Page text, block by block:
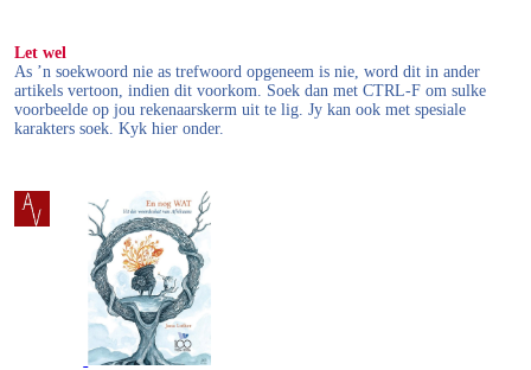
Let wel
As ’n soekwoord nie as trefwoord opgeneem is nie, word dit in ander
artikels vertoon, indien dit voorkom. Soek dan met CTRL-F om sulke
voorbeelde op jou rekenaarskerm uit te lig. Jy kan ook met spesiale
karakters soek. Kyk hier onder.